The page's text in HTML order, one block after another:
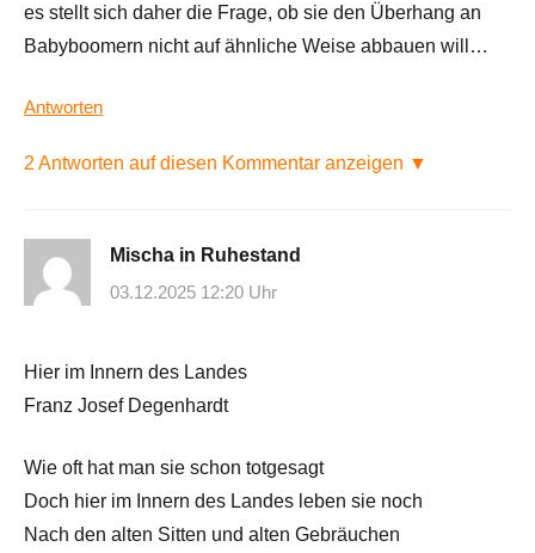
es stellt sich daher die Frage, ob sie den Überhang an
Babyboomern nicht auf ähnliche Weise abbauen will…
Antworten
2 Antworten auf diesen Kommentar anzeigen ▼
Mischa in Ruhestand
03.12.2025 12:20 Uhr
Hier im Innern des Landes
Franz Josef Degenhardt
Wie oft hat man sie schon totgesagt
Doch hier im Innern des Landes leben sie noch
Nach den alten Sitten und alten Gebräuchen